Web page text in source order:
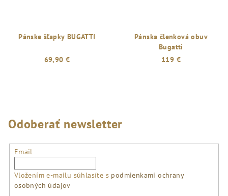
Pánske šľapky BUGATTI
69,90 €
Pánska členková obuv
Bugatti
119 €
Odoberať newsletter
Email
Vložením e-mailu súhlasíte s podmienkami ochrany
osobných údajov